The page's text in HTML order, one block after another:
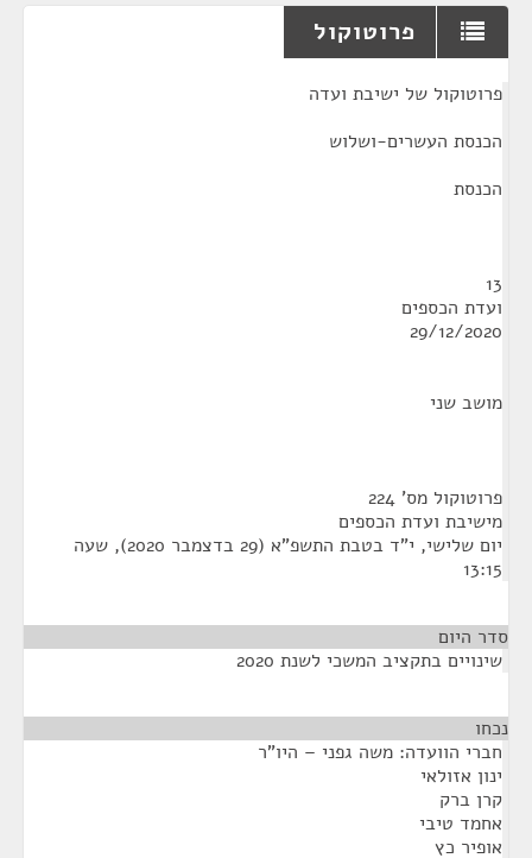
פרוטוקול
פרוטוקול של ישיבת ועדה
הכנסת העשרים-ושלוש
הכנסת
13
ועדת הכספים
29/12/2020
מושב שני
פרוטוקול מס' 224
מישיבת ועדת הכספים
יום שלישי, י"ד בטבת התשפ"א (29 בדצמבר 2020), שעה
13:15
סדר היום
שינויים בתקציב המשכי לשנת 2020
נכחו
חברי הוועדה: משה גפני – היו"ר
ינון אזולאי
קרן ברק
אחמד טיבי
אופיר כץ